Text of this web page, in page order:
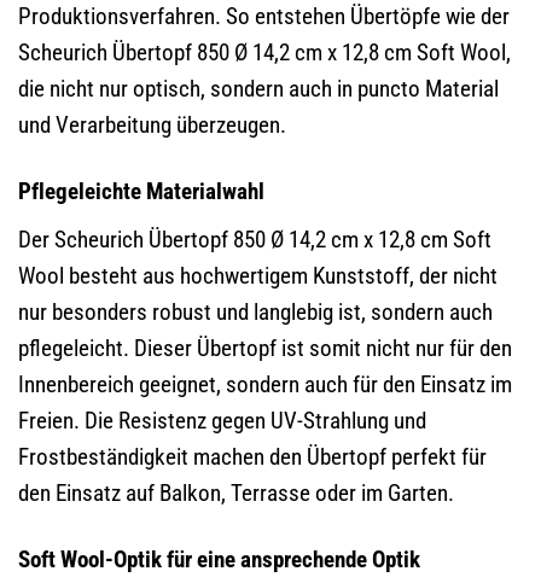
Produktionsverfahren. So entstehen Übertöpfe wie der
Scheurich Übertopf 850 Ø 14,2 cm x 12,8 cm Soft Wool,
die nicht nur optisch, sondern auch in puncto Material
und Verarbeitung überzeugen.
Pflegeleichte Materialwahl
Der Scheurich Übertopf 850 Ø 14,2 cm x 12,8 cm Soft
Wool besteht aus hochwertigem Kunststoff, der nicht
nur besonders robust und langlebig ist, sondern auch
pflegeleicht. Dieser Übertopf ist somit nicht nur für den
Innenbereich geeignet, sondern auch für den Einsatz im
Freien. Die Resistenz gegen UV-Strahlung und
Frostbeständigkeit machen den Übertopf perfekt für
den Einsatz auf Balkon, Terrasse oder im Garten.
Soft Wool-Optik für eine ansprechende Optik